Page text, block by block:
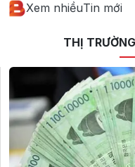
Xem nhiềuTin mới
THỊ